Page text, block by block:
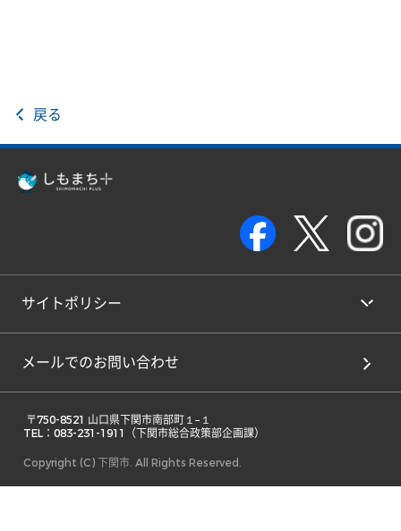
戻る
サイトポリシー
メールでのお問い合わせ
TEL：083-231-1911（下関市総合政策部企画課）
Copyright (C) 下関市. All Rights Reserved.